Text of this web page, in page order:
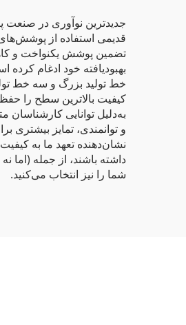
جدیدترین نوآوری در صنعت
قدیمی استفاده از پوشش‌های
تضمین پوشش یکنواخت و
بهبودیافته خود ادغام
خط تولید بزرگ و سه خط
به‌دلیل توانایی
نشان‌دهنده تعهد ما به
داشته باشند، از جمله (اما
شما را نیز انتخاب می‌کنید.